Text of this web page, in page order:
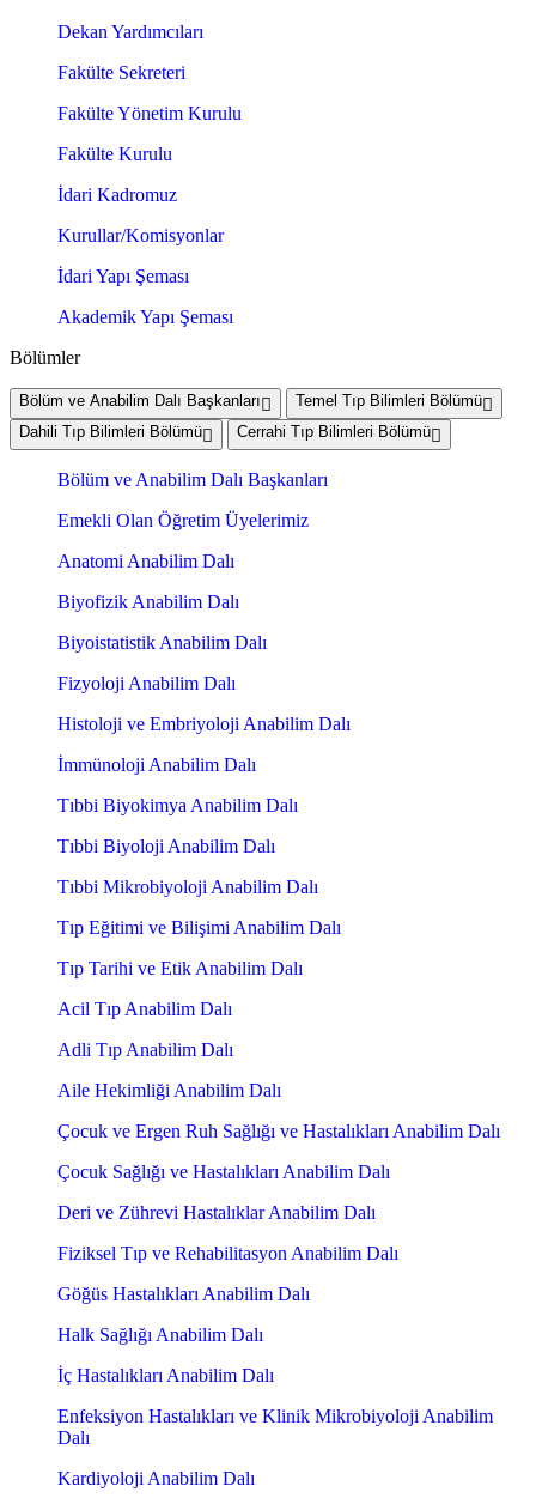
Dekan Yardımcıları
Fakülte Sekreteri
Fakülte Yönetim Kurulu
Fakülte Kurulu
İdari Kadromuz
Kurullar/Komisyonlar
İdari Yapı Şeması
Akademik Yapı Şeması
Bölümler
Bölüm ve Anabilim Dalı Başkanları
Temel Tıp Bilimleri Bölümü
Dahili Tıp Bilimleri Bölümü
Cerrahi Tıp Bilimleri Bölümü
Bölüm ve Anabilim Dalı Başkanları
Emekli Olan Öğretim Üyelerimiz
Anatomi Anabilim Dalı
Biyofizik Anabilim Dalı
Biyoistatistik Anabilim Dalı
Fizyoloji Anabilim Dalı
Histoloji ve Embriyoloji Anabilim Dalı
İmmünoloji Anabilim Dalı
Tıbbi Biyokimya Anabilim Dalı
Tıbbi Biyoloji Anabilim Dalı
Tıbbi Mikrobiyoloji Anabilim Dalı
Tıp Eğitimi ve Bilişimi Anabilim Dalı
Tıp Tarihi ve Etik Anabilim Dalı
Acil Tıp Anabilim Dalı
Adli Tıp Anabilim Dalı
Aile Hekimliği Anabilim Dalı
Çocuk ve Ergen Ruh Sağlığı ve Hastalıkları Anabilim Dalı
Çocuk Sağlığı ve Hastalıkları Anabilim Dalı
Deri ve Zührevi Hastalıklar Anabilim Dalı
Fiziksel Tıp ve Rehabilitasyon Anabilim Dalı
Göğüs Hastalıkları Anabilim Dalı
Halk Sağlığı Anabilim Dalı
İç Hastalıkları Anabilim Dalı
Enfeksiyon Hastalıkları ve Klinik Mikrobiyoloji Anabilim
Dalı
Kardiyoloji Anabilim Dalı